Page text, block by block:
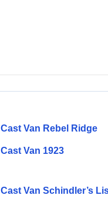
Cast Van Rebel Ridge
Cast Van 1923
Cast Van Schindler’s